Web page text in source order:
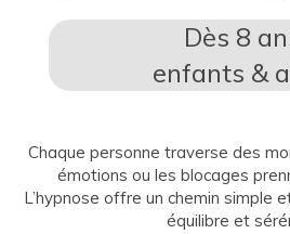
Dès 8
enfants &
Chaque personne traverse des
émotions ou les blocages
L’hypnose offre un chemin simple
équilibre et